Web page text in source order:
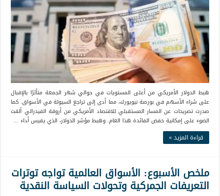
هبط الدولار الأمريكي من أعلى المستويات في حوالي شهر الجمعة متأثرًا بالإقبال
على شراء الأسهم في بورصة نيويورك، مما أدى إلى تراجع السيولة في الأسواق. كما
صدرت تصريحات عن المسار المستقبلي للاقتصاد الأمريكي من أروقة الفيدرالي ألقت
الضوء على إمكانية خفض الفائدة هذا العام. وهبط مؤشر الدولار، الذي يقيس أداء …
قراءة المزيد »
ملخص الأسبوع: الأسواق العالمية تواجه توترات
التعريفات الجمركية وتحولات السياسة النقدية